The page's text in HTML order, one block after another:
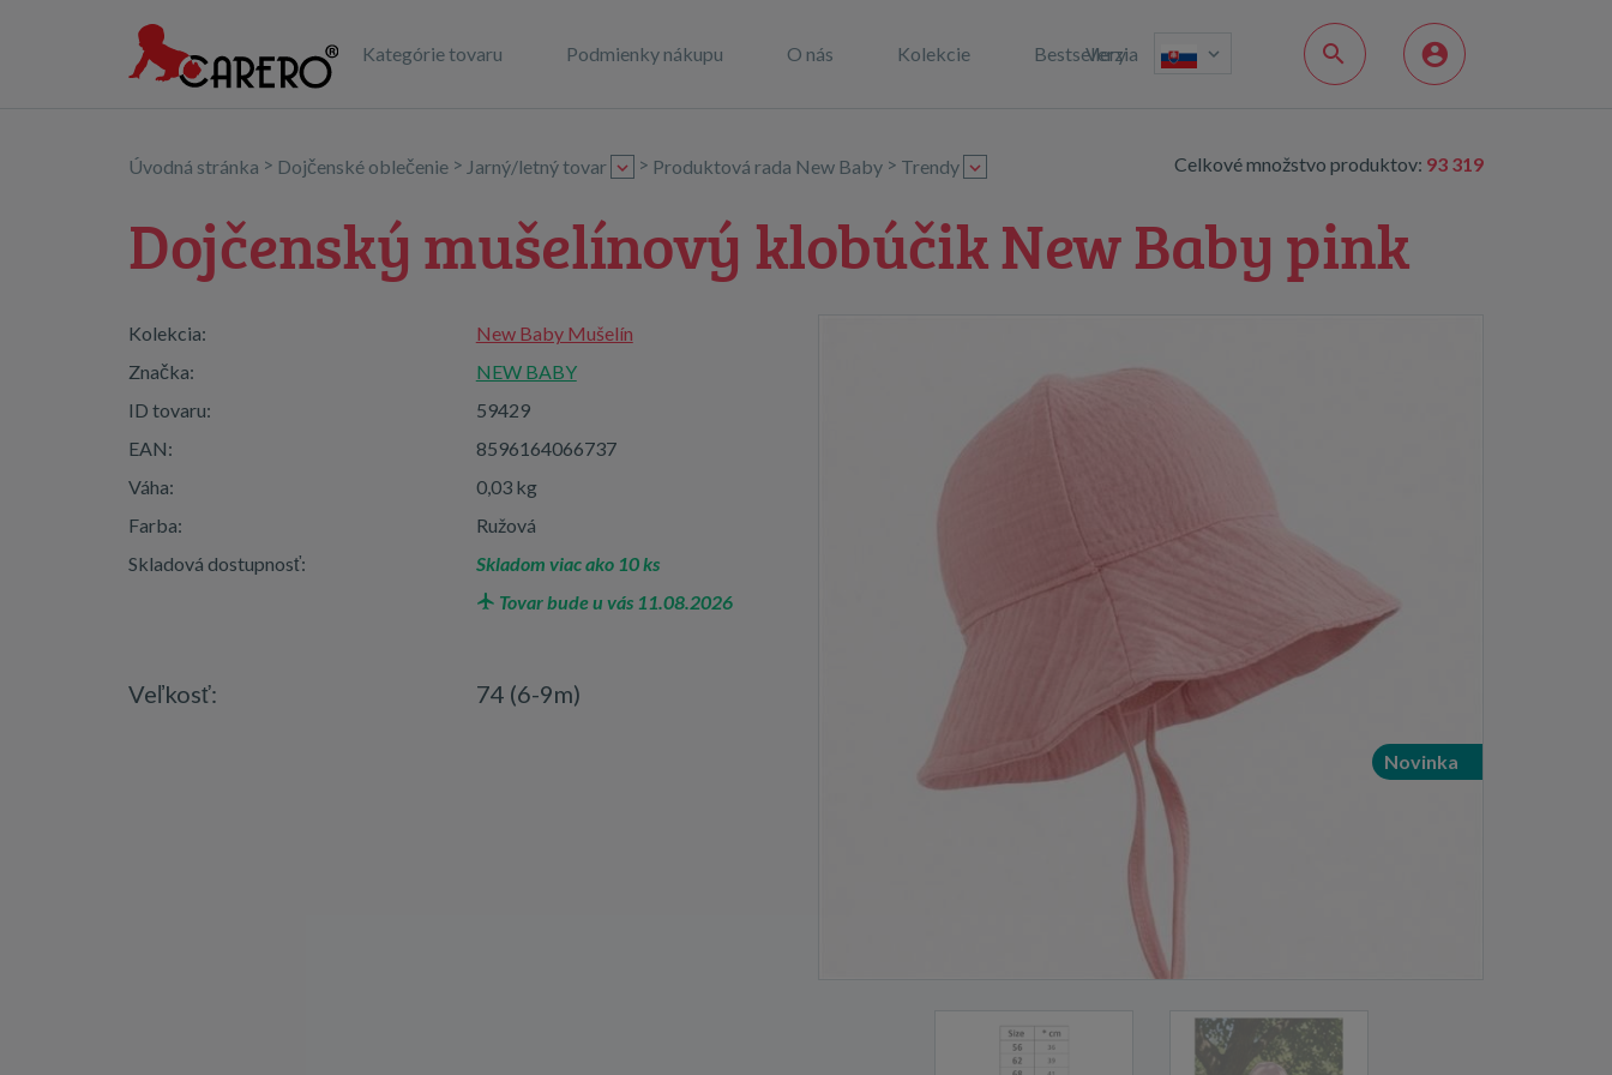
Kategórie tovaru Podmienky nákupu O nás Kolekcie Bestsellery
Verzia
Celkové množstvo produktov: 93 319
Úvodná stránka > Dojčenské oblečenie > Jarný/letný tovar > Produktová rada New Baby > Trendy
Dojčenský mušelínový klobúčik New Baby pink
Kolekcia:
New Baby Mušelín
Značka:
NEW BABY
ID tovaru:
59429
EAN:
8596164066737
Váha:
0,03 kg
Farba:
Ružová
Skladová dostupnosť:
Skladom viac ako 10 ks
Tovar bude u vás 11.08.2026
Veľkosť: 74 (6-9m)
Novinka